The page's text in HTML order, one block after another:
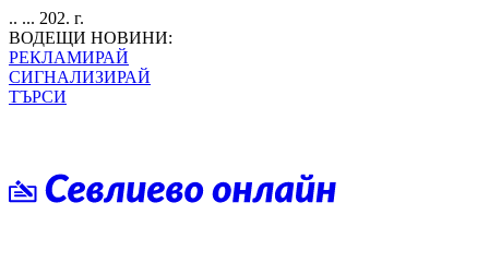
.. ... 202. г.
ВОДЕЩИ НОВИНИ:
РЕКЛАМИРАЙ
СИГНАЛИЗИРАЙ
ТЪРСИ